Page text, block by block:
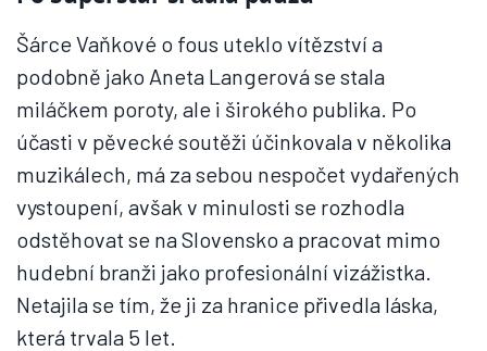
Šárce Vaňkové o fous uteklo vítězství a
podobně jako Aneta Langerová se stala
miláčkem poroty, ale i širokého publika. Po
účasti v pěvecké soutěži účinkovala v několika
muzikálech, má za sebou nespočet vydařených
vystoupení, avšak v minulosti se rozhodla
odstěhovat se na Slovensko a pracovat mimo
hudební branži jako profesionální vizážistka.
Netajila se tím, že ji za hranice přivedla láska,
která trvala 5 let.